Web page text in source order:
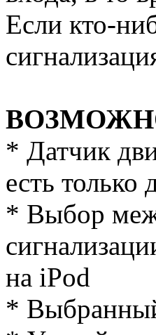
Если кто-
* Датчик
есть только
* Выбор
на iPod
*